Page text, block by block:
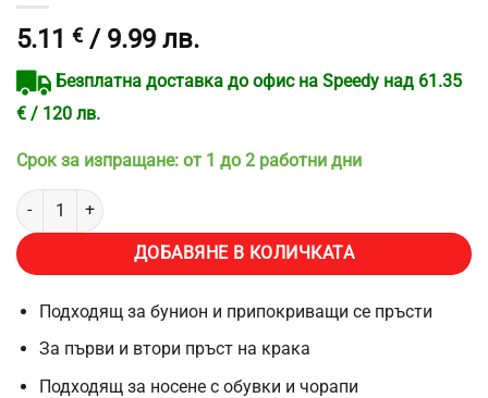
5.11 € / 9.99 лв.
Безплатна доставка до офис на Speedy над 61.35
€ / 120 лв.
Срок за изпращане: от 1 до 2 работни дни
количество за Комплект Силиконови разделители за пръсти
ДОБАВЯНЕ В КОЛИЧКАТА
Подходящ за бунион и припокриващи се пръсти
За първи и втори пръст на крака
Подходящ за носене с обувки и чорапи